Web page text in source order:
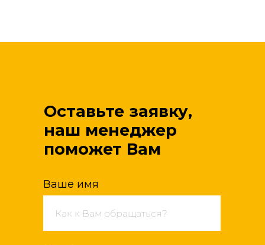
Ваше имя
Оставьте заявку,
наш менеджер
поможет Вам